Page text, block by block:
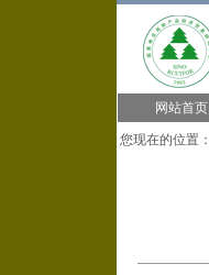
网站首页
您现在的位置：